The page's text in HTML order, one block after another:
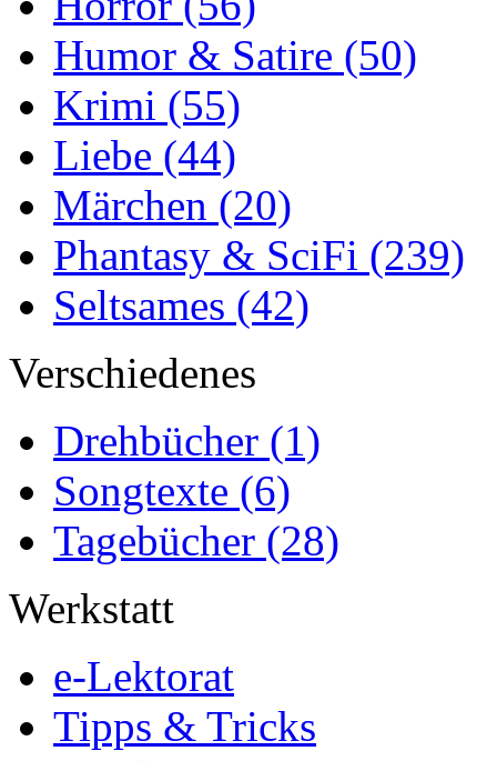
Humor & Satire (50)
Krimi (55)
Liebe (44)
Märchen (20)
Phantasy & SciFi (239)
Seltsames (42)
Verschiedenes
Drehbücher (1)
Songtexte (6)
Tagebücher (28)
Werkstatt
e-Lektorat
Tipps & Tricks